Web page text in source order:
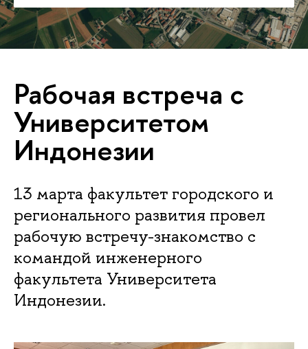
Рабочая встреча с
Университетом
Индонезии
13 марта факультет городского и
регионального развития провел
рабочую встречу-знакомство с
командой инженерного
факультета Университета
Индонезии.